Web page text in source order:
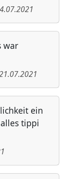
war
ein
tippi